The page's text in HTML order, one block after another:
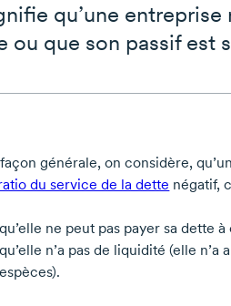
qu’une entreprise
ou que son passif est
générale, on considère,
du service de la dette négatif,
qu’elle ne peut pas payer sa dette
qu’elle n’a pas de liquidité (elle
espèces).